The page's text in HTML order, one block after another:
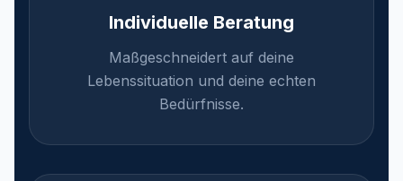
Individuelle Beratung
Maßgeschneidert auf deine
Lebenssituation und deine echten
Bedürfnisse.